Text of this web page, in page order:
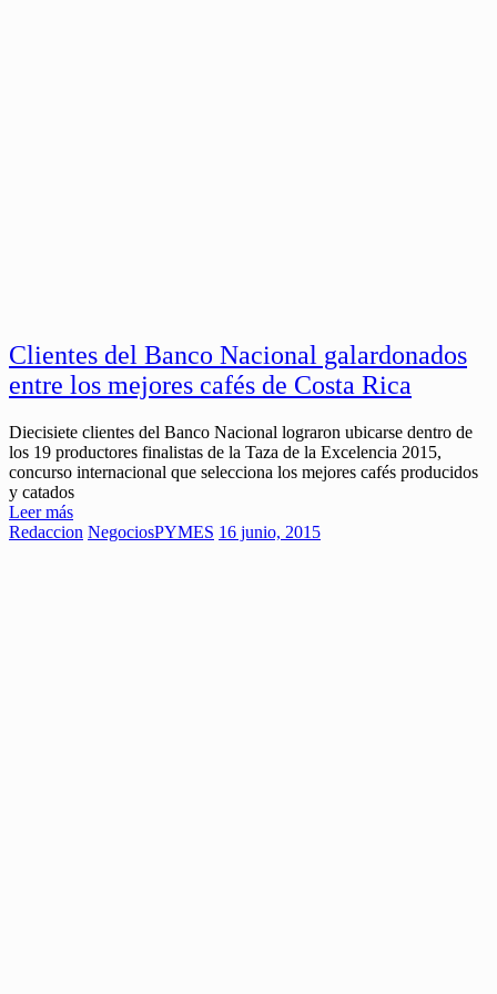
Clientes del Banco Nacional galardonados
entre los mejores cafés de Costa Rica
Diecisiete clientes del Banco Nacional lograron ubicarse dentro de
los 19 productores finalistas de la Taza de la Excelencia 2015,
concurso internacional que selecciona los mejores cafés producidos
y catados
Leer más
Redaccion NegociosPYMES 16 junio, 2015